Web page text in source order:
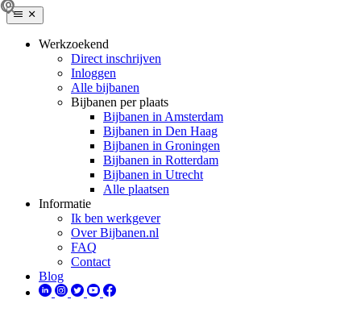
Werkzoekend
Direct inschrijven
Inloggen
Alle bijbanen
Bijbanen per plaats
Bijbanen in Amsterdam
Bijbanen in Den Haag
Bijbanen in Groningen
Bijbanen in Rotterdam
Bijbanen in Utrecht
Alle plaatsen
Informatie
Ik ben werkgever
Over Bijbanen.nl
FAQ
Contact
Blog